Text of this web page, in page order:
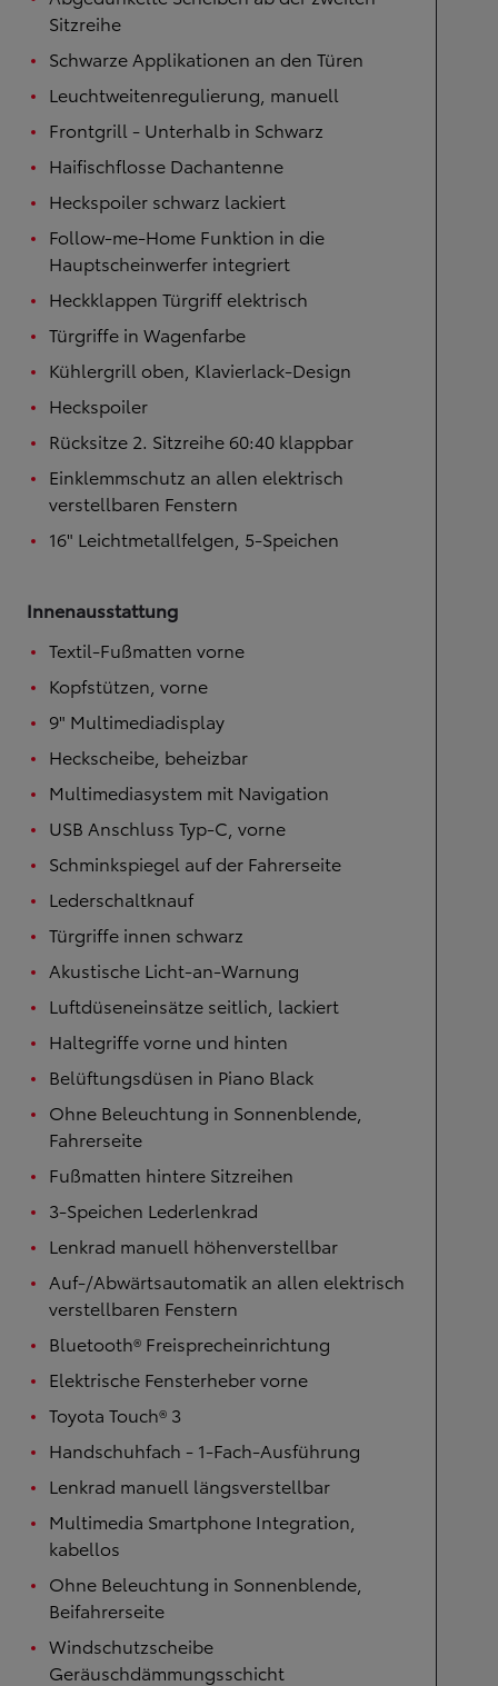
Sitzreihe
Schwarze Applikationen an den Türen
Leuchtweitenregulierung, manuell
Frontgrill - Unterhalb in Schwarz
Haifischflosse Dachantenne
Heckspoiler schwarz lackiert
Follow-me-Home Funktion in die
Hauptscheinwerfer integriert
Heckklappen Türgriff elektrisch
Türgriffe in Wagenfarbe
Kühlergrill oben, Klavierlack-Design
Heckspoiler
Rücksitze 2. Sitzreihe 60:40 klappbar
Einklemmschutz an allen elektrisch
verstellbaren Fenstern
16" Leichtmetallfelgen, 5-Speichen
Innenausstattung
Textil-Fußmatten vorne
Kopfstützen, vorne
9" Multimediadisplay
Heckscheibe, beheizbar
Multimediasystem mit Navigation
USB Anschluss Typ-C, vorne
Schminkspiegel auf der Fahrerseite
Lederschaltknauf
Türgriffe innen schwarz
Akustische Licht-an-Warnung
Luftdüseneinsätze seitlich, lackiert
Haltegriffe vorne und hinten
Belüftungsdüsen in Piano Black
Ohne Beleuchtung in Sonnenblende,
Fahrerseite
Fußmatten hintere Sitzreihen
3-Speichen Lederlenkrad
Lenkrad manuell höhenverstellbar
Auf-/Abwärtsautomatik an allen elektrisch
verstellbaren Fenstern
Bluetooth® Freisprecheinrichtung
Elektrische Fensterheber vorne
Toyota Touch® 3
Handschuhfach - 1-Fach-Ausführung
Lenkrad manuell längsverstellbar
Multimedia Smartphone Integration,
kabellos
Ohne Beleuchtung in Sonnenblende,
Beifahrerseite
Windschutzscheibe
Geräuschdämmungsschicht